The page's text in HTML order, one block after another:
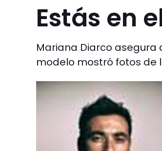
Estás en
Mariana Diarco asegura
modelo mostró fotos de